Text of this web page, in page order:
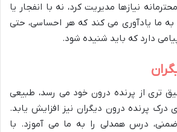
نیازها مدیریت کرد، نه با انفجار یا
به ما یادآوری می کند که هر احساسی، حتی
دارد که باید شنیده شود.
تری از پرنده درون خود می رسد، طبیعی
درک پرنده درون دیگران نیز افزایش یابد.
درس همدلی را به ما می آموزد. با